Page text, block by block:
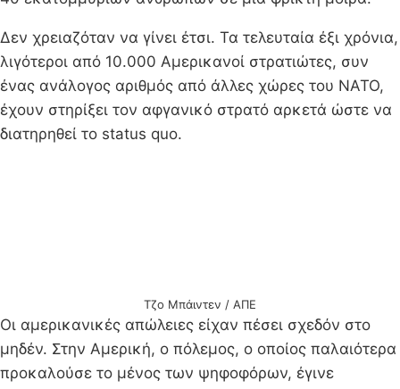
Δεν χρειαζόταν να γίνει έτσι. Τα τελευταία έξι χρόνια,
λιγότεροι από 10.000 Αμερικανοί στρατιώτες, συν
ένας ανάλογος αριθμός από άλλες χώρες του ΝΑΤΟ,
έχουν στηρίξει τον αφγανικό στρατό αρκετά ώστε να
διατηρηθεί το status quo.
Τζο Μπάιντεν / ΑΠΕ
Οι αμερικανικές απώλειες είχαν πέσει σχεδόν στο
μηδέν. Στην Αμερική, ο πόλεμος, ο οποίος παλαιότερα
προκαλούσε το μένος των ψηφοφόρων, έγινε